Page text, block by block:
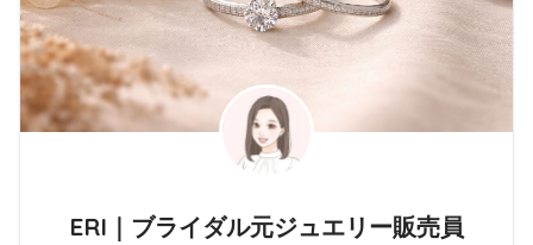
ERI｜ブライダル元ジュエリー販売員